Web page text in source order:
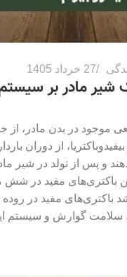
27 خرداد 1405
شیر مادر بر
موجود در بدن مادر، از
از دوران
و پس از تولد در شیر
باکتری‌های مفید در
باکتری‌های مفید در روده
سلامت گوارش و سیستم